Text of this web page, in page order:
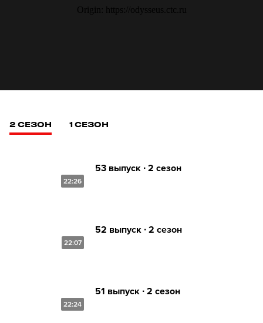
2 СЕЗОН 1 СЕЗОН
22:26
53 выпуск ∙ 2 сезон
22:07
52 выпуск ∙ 2 сезон
22:24
51 выпуск ∙ 2 сезон